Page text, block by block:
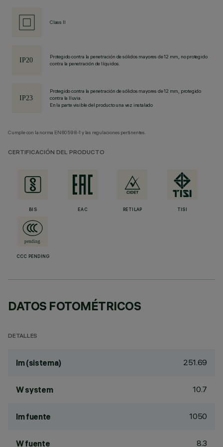
Class II
Protegido contra la penetración de sólidos mayores de 12 mm, no protegido
contra la penetración de líquidos.
Protegido contra la penetración de sólidos mayores de 12 mm, protegido
contra la lluvia.
En la parte visible del producto una vez instalado
Cumple con la norma EN60598-1 y las regulaciones pertinentes.
CERTIFICACIÓN DEL PRODUCTO
BIS EAC RETILAP TISI
CCC PENDING
DATOS FOTOMÉTRICOS
DETALLES
lm (sistema) 251.69
W system 10.7
lm fuente 1050
W fuente 8.3